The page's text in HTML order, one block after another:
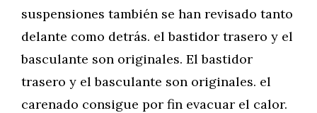
suspensiones también se han revisado tanto
delante como detrás. el bastidor trasero y el
basculante son originales. El bastidor
trasero y el basculante son originales. el
carenado consigue por fin evacuar el calor.